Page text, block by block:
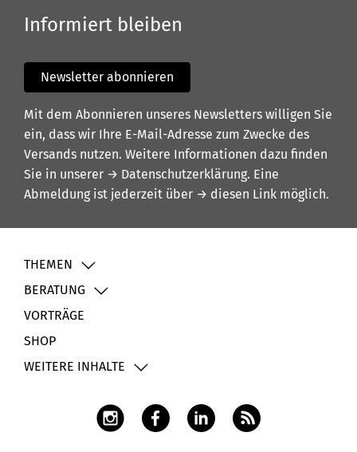
Informiert bleiben
Newsletter abonnieren
Mit dem Abonnieren unseres Newsletters willigen Sie
ein, dass wir Ihre E-Mail-Adresse zum Zwecke des
Versands nutzen. Weitere Informationen dazu finden
Sie in unserer → Datenschutzerklärung. Eine
Abmeldung ist jederzeit über → diesen Link möglich.
THEMEN
BERATUNG
VORTRÄGE
SHOP
WEITERE INHALTE